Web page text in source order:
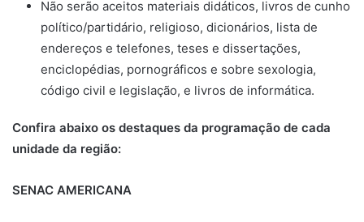
Não serão aceitos materiais didáticos, livros de cunho
político/partidário, religioso, dicionários, lista de
endereços e telefones, teses e dissertações,
enciclopédias, pornográficos e sobre sexologia,
código civil e legislação, e livros de informática.
Confira abaixo os destaques da programação de cada
unidade da região:
SENAC AMERICANA